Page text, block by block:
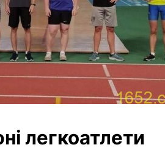
легкоатлети